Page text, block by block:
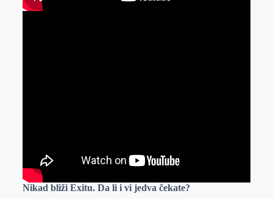
Nikad bliži Exitu. Da li i vi jedva čekate?